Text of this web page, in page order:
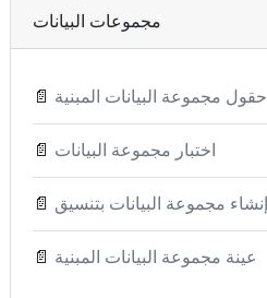
مجموعات البيانات
📄 حقول مجموعة البيانات المبنية
📄 اختبار مجموعة البيانات
📄
📄 عينة مجموعة البيانات المبنية